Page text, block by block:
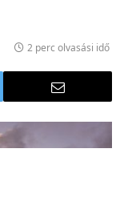
2 perc olvasási idő